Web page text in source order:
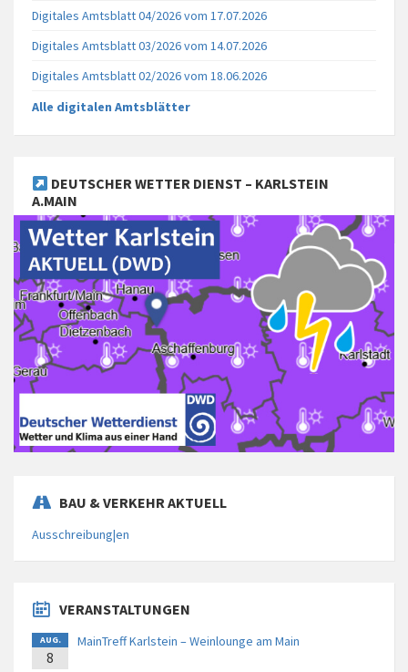
Digitales Amtsblatt 04/2026 vom 17.07.2026
Digitales Amtsblatt 03/2026 vom 14.07.2026
Digitales Amtsblatt 02/2026 vom 18.06.2026
Alle digitalen Amtsblätter
DEUTSCHER WETTER DIENST – KARLSTEIN
A.MAIN
BAU & VERKEHR AKTUELL
Ausschreibung|en
VERANSTALTUNGEN
AUG.
8
MainTreff Karlstein – Weinlounge am Main